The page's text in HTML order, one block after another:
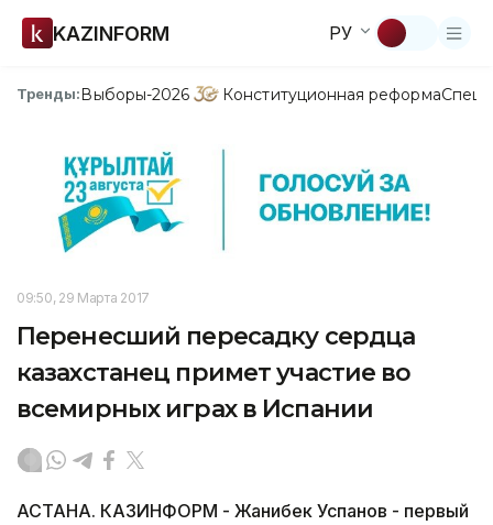
KAZINFORM РУ
Тренды:Выборы-2026 Конституционная реформа
09:50, 29 Марта 2017
Перенесший пересадку сердца
казахстанец примет участие во
всемирных играх в Испании
АСТАНА. КАЗИНФОРМ - Жанибек Успанов - первый